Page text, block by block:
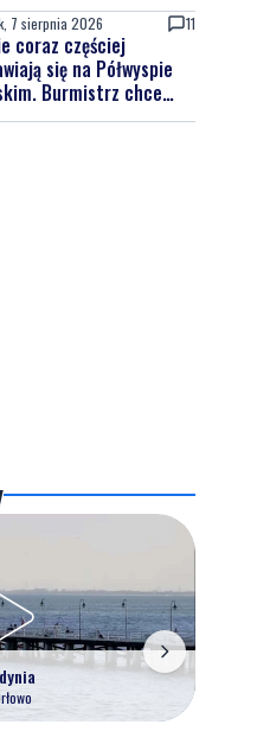
7 sierpnia 2026 11
coraz częściej
się na Półwyspie
Burmistrz chce
znaków drogowych